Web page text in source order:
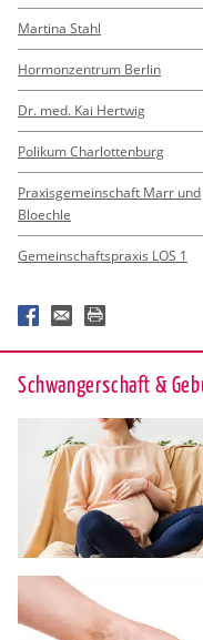
Martina Stahl
Hormonzentrum Berlin
Dr. med. Kai Hertwig
Polikum Charlottenburg
Praxisgemeinschaft Marr und
Bloechle
Gemeinschaftspraxis LOS 1
Schwan­ger­schaft &